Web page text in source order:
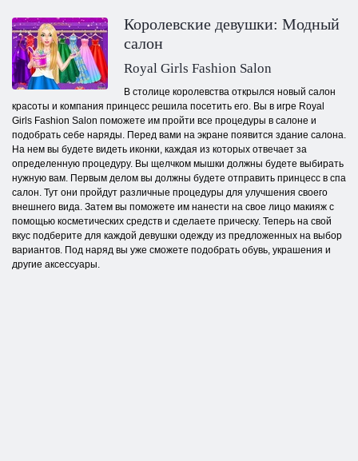
Королевские девушки: Модный
салон
Royal Girls Fashion Salon
В столице королевства открылся новый салон
красоты и компания принцесс решила посетить его. Вы в игре Royal
Girls Fashion Salon поможете им пройти все процедуры в салоне и
подобрать себе наряды. Перед вами на экране появится здание салона.
На нем вы будете видеть иконки, каждая из которых отвечает за
определенную процедуру. Вы щелчком мышки должны будете выбирать
нужную вам. Первым делом вы должны будете отправить принцесс в спа
салон. Тут они пройдут различные процедуры для улучшения своего
внешнего вида. Затем вы поможете им нанести на свое лицо макияж с
помощью косметических средств и сделаете прическу. Теперь на свой
вкус подберите для каждой девушки одежду из предложенных на выбор
вариантов. Под наряд вы уже сможете подобрать обувь, украшения и
другие аксессуары.